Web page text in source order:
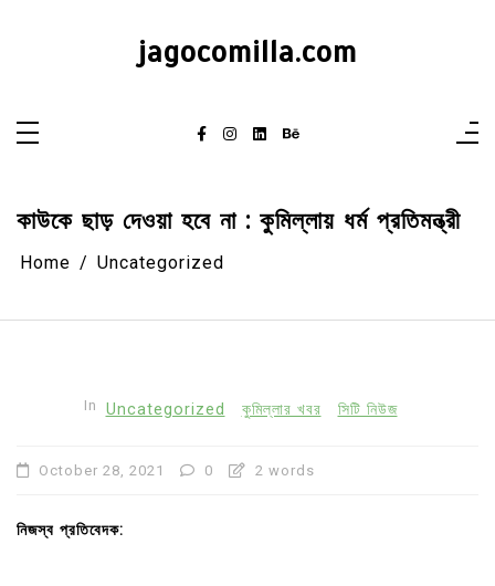
jagocomilla.com
কাউকে ছাড় দেওয়া হবে না : কুমিল্লায় ধর্ম প্রতিমন্ত্রী
Home Uncategorized
In Uncategorized কুমিল্লার খবর সিটি নিউজ
October 28, 2021 0 2 words
নিজস্ব প্রতিবেদক: